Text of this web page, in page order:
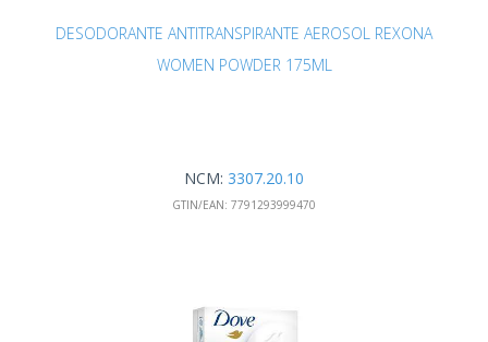
DESODORANTE ANTITRANSPIRANTE AEROSOL REXONA
WOMEN POWDER 175ML
NCM: 3307.20.10
GTIN/EAN: 7791293999470